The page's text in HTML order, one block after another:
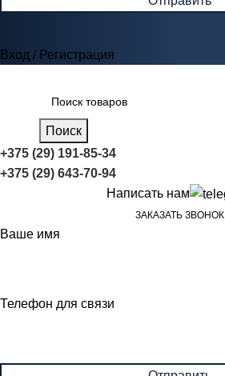
Вход / Регистрация
Поиск
+375 (29) 191-85-34
+375 (29) 643-70-94
Написать нам
ЗАКАЗАТЬ ЗВОНОК
Ваше имя
Телефон для связи